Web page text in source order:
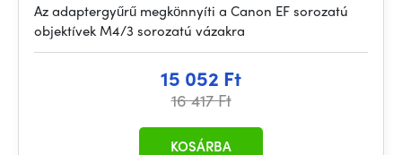
Az adaptergyűrű megkönnyíti a Canon EF sorozatú
objektívek M4/3 sorozatú vázakra
15 052 Ft
16 417 Ft
KOSÁRBA